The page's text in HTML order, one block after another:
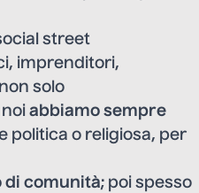
street
imprenditori,
solo
abbiamo sempre
politica o religiosa, per
di comunità; poi spesso